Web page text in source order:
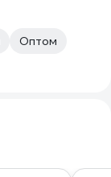
Оптом